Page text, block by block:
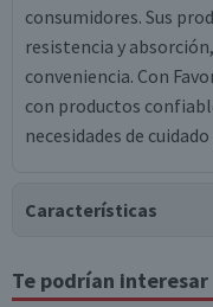
consumidores. Sus
resistencia y
conveniencia. Con
con productos
necesidades de
Características
Tipo de Producto
Servilletas
Te podrían interesar